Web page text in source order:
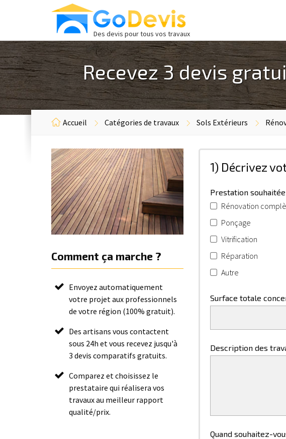
Des devis pour tous vos travaux
Recevez 3 devis
Accueil Catégories de travaux Sols Extérieurs
1) Décrivez
Prestation souhaitée
Rénovation
Ponçage
Vitrification
Réparation
Autre
Surface totale
Description des
Quand souhaitez-
Comment ça marche ?
Envoyez automatiquement
votre projet aux professionnels
de votre région (100% gratuit).
Des artisans vous contactent
sous 24h et vous recevez jusqu'à
3 devis comparatifs gratuits.
Comparez et choisissez le
prestataire qui réalisera vos
travaux au meilleur rapport
qualité/prix.